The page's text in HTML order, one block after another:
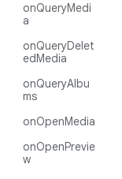
onQueryMedi
a
onQueryDelet
edMedia
onQueryAlbu
ms
onOpenMedia
onOpenPrevie
w